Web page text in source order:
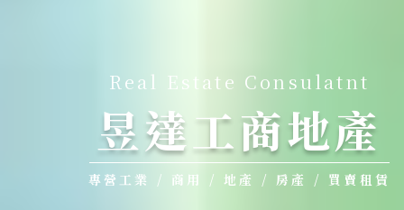
Real Estate Consulatnt
昱達工商地產
專營工業 / 商用 / 地產 / 房產 / 買賣租賃